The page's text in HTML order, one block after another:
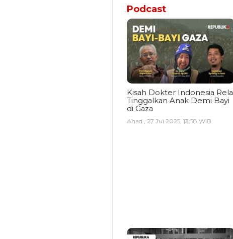
Podcast
Kisah Dokter Indonesia Rela
Tinggalkan Anak Demi Bayi
di Gaza
Ahad , 27 Jul 2025, 13:58 WIB